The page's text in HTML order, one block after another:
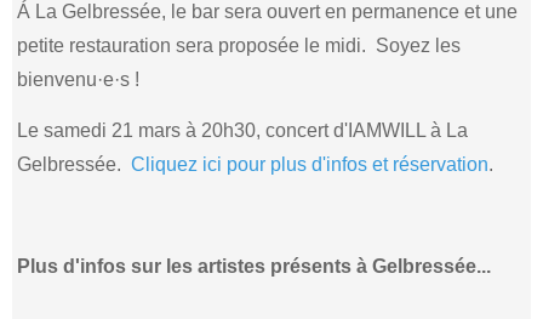
Á La Gelbressée, le bar sera ouvert en permanence et une
petite restauration sera proposée le midi. Soyez les
bienvenu·e·s !
Le samedi 21 mars à 20h30, concert d'IAMWILL à La
Gelbressée.Cliquez ici pour plus d'infos et réservation.
Plus d'infos sur les artistes présents à Gelbressée...